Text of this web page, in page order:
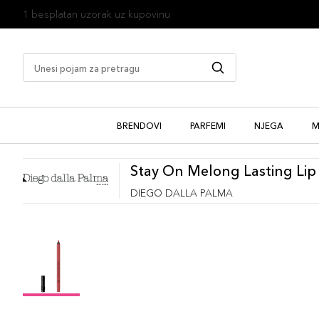
1 besplatan uzorak uz kupovinu
BRENDOVI PARFEMI NJEGA
Stay On Melong Lasting
DIEGO DALLA PALMA